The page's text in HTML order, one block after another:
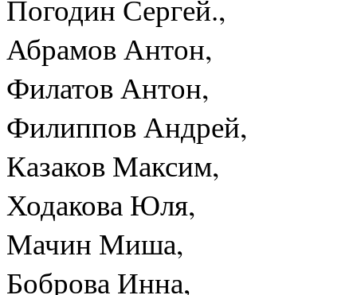
Погодин Сергей.,
Абрамов Антон,
Филатов Антон,
Филиппов Андрей,
Казаков Максим,
Ходакова Юля,
Мачин Миша,
Боброва Инна,